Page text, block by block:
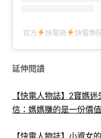
官方 快電商 快電學
延伸閱讀
【快電人物誌】2寶媽
信：媽媽賺的是一份價值